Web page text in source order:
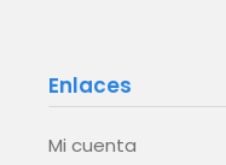
Enlaces
Mi cuenta